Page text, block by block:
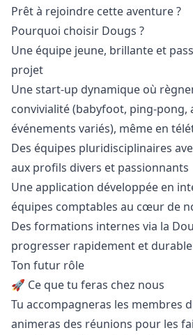
Prêt à rejoindre cette aventure ?
Pourquoi choisir Dougs ?
Une équipe jeune, brillante et
projet
Une start-up dynamique où
convivialité (babyfoot, ping-pong,
événements variés), même en
Des équipes pluridisciplinaires
aux profils divers et passionnants
Une application développée en
équipes comptables au cœur de
Des formations internes via la
progresser rapidement et
Ton futur rôle
🚀 Ce que tu feras chez nous
Tu accompagneras les membres
animeras des réunions pour les